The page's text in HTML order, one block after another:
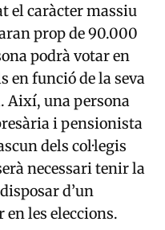
el caràcter massiu
prop de 90.000
podrà votar en
en funció de la seva
Així, una persona
i pensionista
dels col·legis
necessari tenir la
d’un
les eleccions.